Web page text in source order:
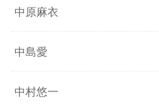
中原麻衣
中島愛
中村悠一